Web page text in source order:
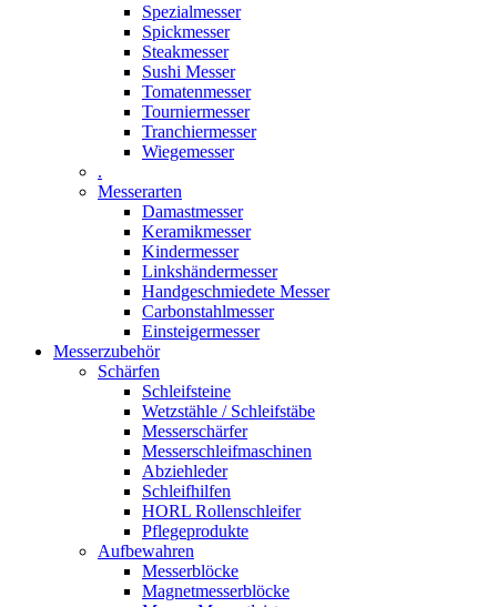
Spezialmesser
Spickmesser
Steakmesser
Sushi Messer
Tomatenmesser
Tourniermesser
Tranchiermesser
Wiegemesser
.
Messerarten
Damastmesser
Keramikmesser
Kindermesser
Linkshändermesser
Handgeschmiedete Messer
Carbonstahlmesser
Einsteigermesser
Messerzubehör
Schärfen
Schleifsteine
Wetzstähle / Schleifstäbe
Messerschärfer
Messerschleifmaschinen
Abziehleder
Schleifhilfen
HORL Rollenschleifer
Pflegeprodukte
Aufbewahren
Messerblöcke
Magnetmesserblöcke